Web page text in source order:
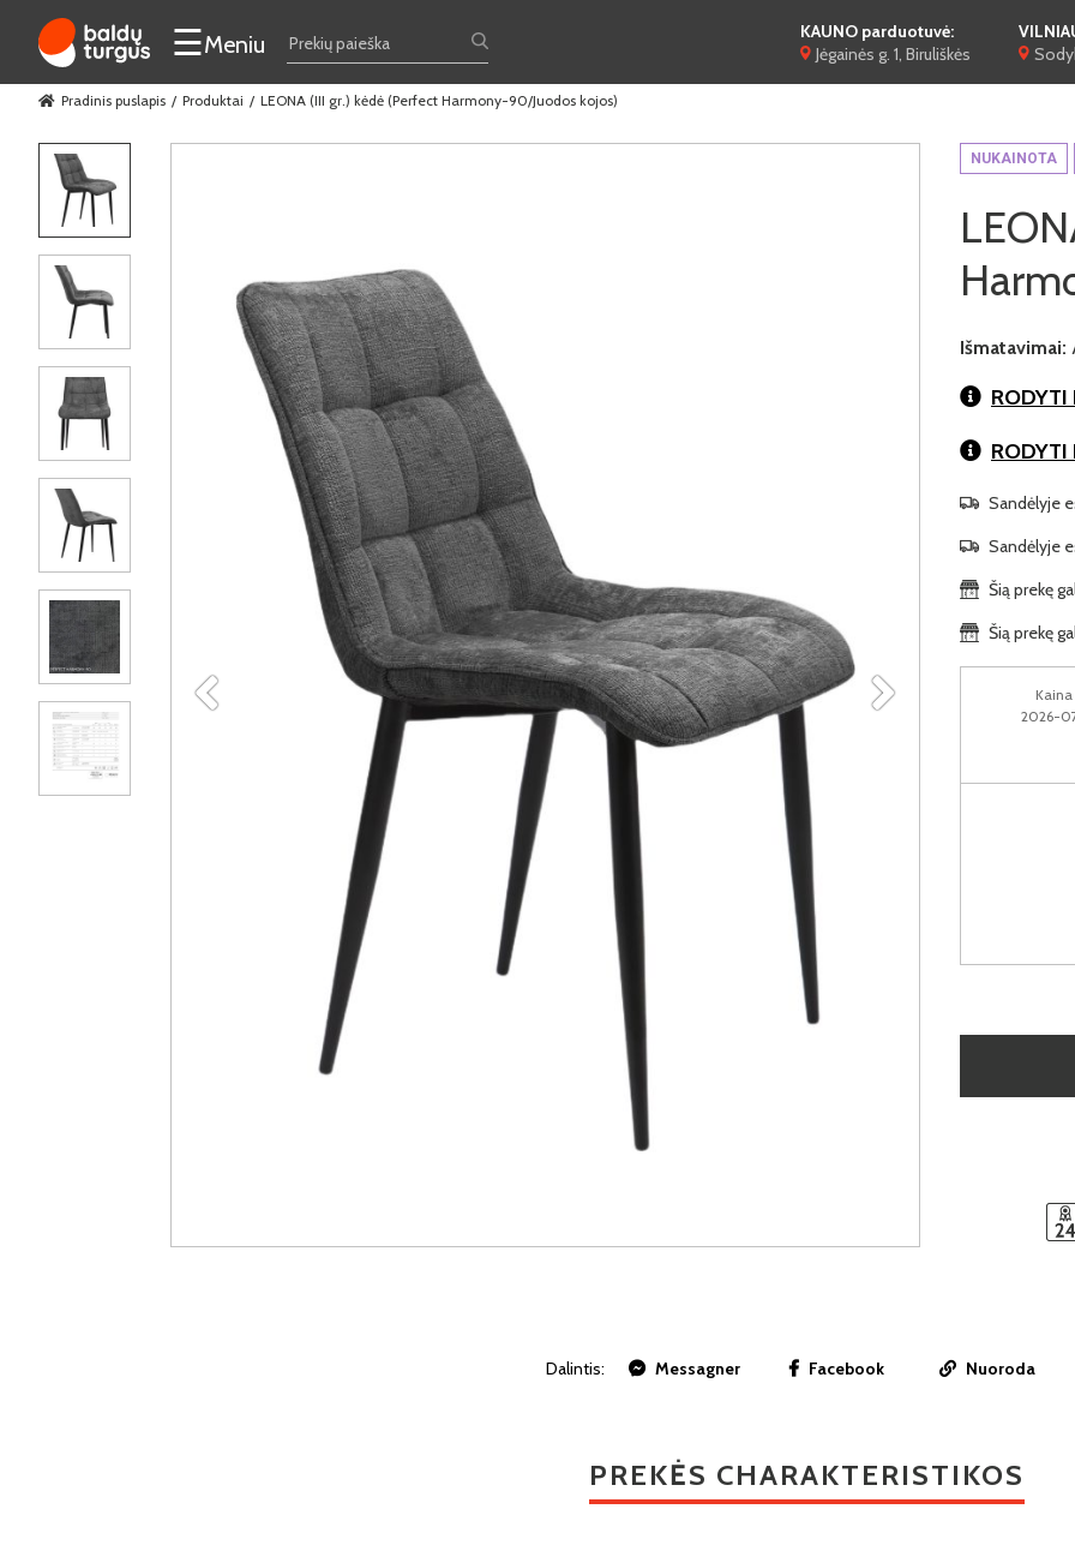
☰Meniu
KAUNO parduotuvė:
Jėgainės g. 1, Biruliškės
Pradinis puslapis Produktai LEONA (III gr.) kėdė (Perfect Harmony-90/Juodos kojos)
NUKAINOTA
Išmatavimai:
RODYTI
RODYTI
Sandėlyje
Sandėlyje
Šią prekę
Šią prekę
2026-
Dalintis: Messagner Facebook Nuoroda
PREKĖS CHARAKTERISTIKOS